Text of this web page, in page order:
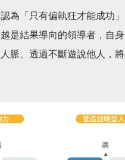
為「只有偏執狂才能成功
是結果導向的領導者，自
脈、透過不斷遊說他人，